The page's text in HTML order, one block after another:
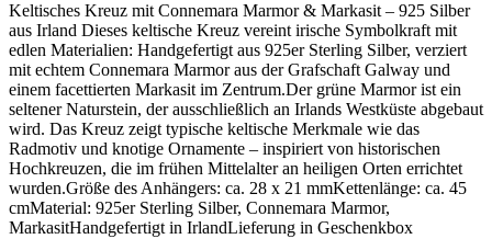
Keltisches Kreuz mit Connemara Marmor & Markasit – 925 Silber
aus Irland Dieses keltische Kreuz vereint irische Symbolkraft mit
edlen Materialien: Handgefertigt aus 925er Sterling Silber, verziert
mit echtem Connemara Marmor aus der Grafschaft Galway und
einem facettierten Markasit im Zentrum.Der grüne Marmor ist ein
seltener Naturstein, der ausschließlich an Irlands Westküste abgebaut
wird. Das Kreuz zeigt typische keltische Merkmale wie das
Radmotiv und knotige Ornamente – inspiriert von historischen
Hochkreuzen, die im frühen Mittelalter an heiligen Orten errichtet
wurden.Größe des Anhängers: ca. 28 x 21 mmKettenlänge: ca. 45
cmMaterial: 925er Sterling Silber, Connemara Marmor,
MarkasitHandgefertigt in IrlandLieferung in Geschenkbox